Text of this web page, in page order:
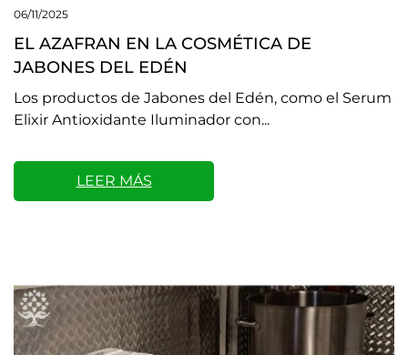
06/11/2025
EL AZAFRAN EN LA COSMÉTICA DE
JABONES DEL EDÉN
Los productos de Jabones del Edén, como el Serum
Elixir Antioxidante Iluminador con...
LEER MÁS